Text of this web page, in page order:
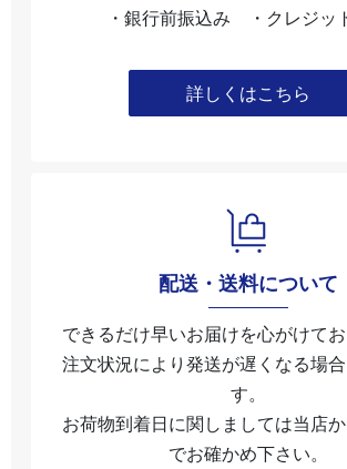
・銀行前振込み ・クレジッ
詳しくはこちら
配送・送料について
できるだけ早いお届けを心がけてお
注文状況により発送が遅くなる場
す。
お荷物到着日に関しましては当店
でお確かめ下さい。